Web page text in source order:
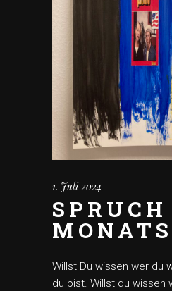
1. Juli 2024
SPRUCH
Willst Du wissen wer du
du bist. Willst du wissen